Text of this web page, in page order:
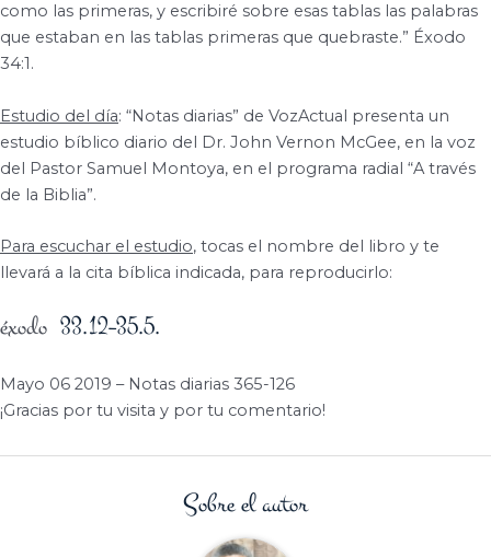
como las primeras, y escribiré sobre esas tablas las palabras
que estaban en las tablas primeras que quebraste.” Éxodo
34:1.
Estudio del día: “Notas diarias” de VozActual presenta un
estudio bíblico diario del Dr. John Vernon McGee, en la voz
del Pastor Samuel Montoya, en el programa radial “A través
de la Biblia”.
Para escuchar el estudio, tocas el nombre del libro y te
llevará a la cita bíblica indicada, para reproducirlo:
éxodo 33.12–35.5.
Mayo 06 2019 – Notas diarias 365-126
¡Gracias por tu visita y por tu comentario!
Sobre el autor